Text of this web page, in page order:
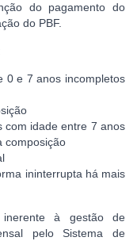
do pagamento do
do PBF.
0 e 7 anos incompletos
com idade entre 7 anos
composição
ininterrupta há mais
à gestão de
pelo Sistema de